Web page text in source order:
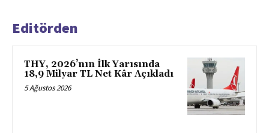
Editörden
THY, 2026’nın İlk Yarısında
18,9 Milyar TL Net Kâr Açıkladı
5 Ağustos 2026